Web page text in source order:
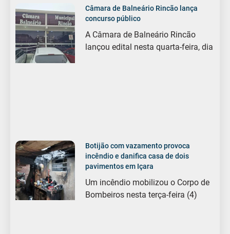
Câmara de Balneário Rincão lança
concurso público
A Câmara de Balneário Rincão
lançou edital nesta quarta-feira, dia
Botijão com vazamento provoca
incêndio e danifica casa de dois
pavimentos em Içara
Um incêndio mobilizou o Corpo de
Bombeiros nesta terça-feira (4)